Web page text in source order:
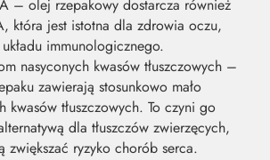
– olej rzepakowy dostarcza również
która jest istotna dla zdrowia oczu,
immunologicznego.
nasyconych kwasów tłuszczowych –
zawierają stosunkowo mało
kwasów tłuszczowych. To czyni go
dla tłuszczów zwierzęcych,
zwiększać ryzyko chorób serca.